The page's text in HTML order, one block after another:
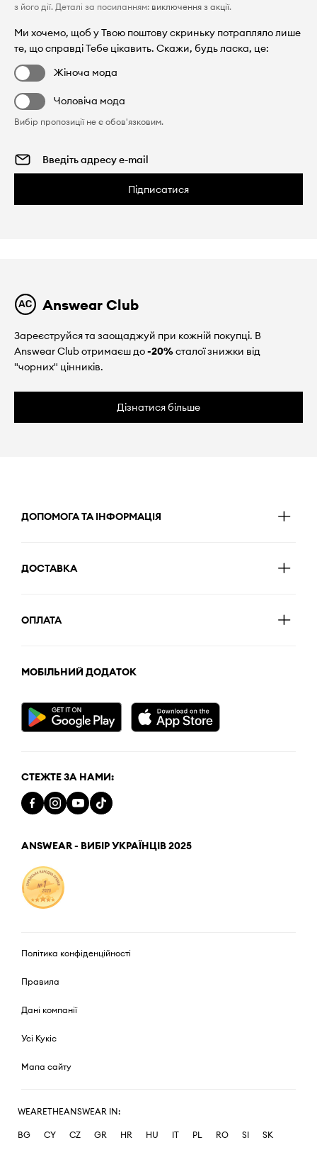
з його дії. Деталі за посиланням: виключення з акції.
Ми хочемо, щоб у Твою поштову скриньку потрапляло лише
те, що справді Тебе цікавить. Скажи, будь ласка, це:
Жіноча мода
Чоловіча мода
Вибір пропозиції не є обов'язковим.
Підписатися
Answear Club
Зареєструйся та заощаджуй при кожній покупці. В
Answear Club отримаєш до-20%сталої знижки від
"чорних" цінників.
Дізнатися більше
ДОПОМОГА ТА ІНФОРМАЦІЯ
ДОСТАВКА
ОПЛАТА
МОБІЛЬНИЙ ДОДАТОК
СТЕЖТЕ ЗА НАМИ:
ANSWEAR - ВИБІР УКРАЇНЦІВ 2025
Політика конфіденційності
Правила
Дані компанії
Усі Кукіс
Мапа сайту
WEARETHEANSWEAR IN:
BG CY CZ GR HR HU IT PL RO SI
SK